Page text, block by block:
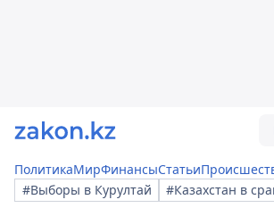
ПолитикаМирФинансыСтатьи
#Выборы в Курултай
#Казахстан в